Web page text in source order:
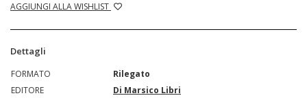
AGGIUNGI ALLA WISHLIST
Dettagli
FORMATO
Rilegato
EDITORE
Di Marsico Libri